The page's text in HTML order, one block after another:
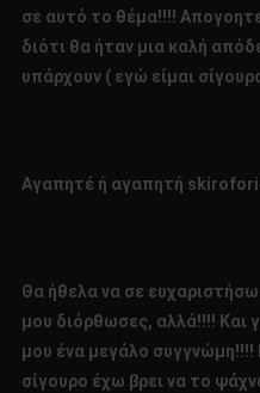
σε αυτό το θέμα!!!!
διότι θα ήταν μια καλή
υπάρχουν ( εγώ είμαι
Αγαπητέ ή αγαπητή
Θα ήθελα να σε
μου διόρθωσες, αλλά!!!! Και
μου ένα μεγάλο συγγνώμη!!!!
σίγουρο έχω βρει να το